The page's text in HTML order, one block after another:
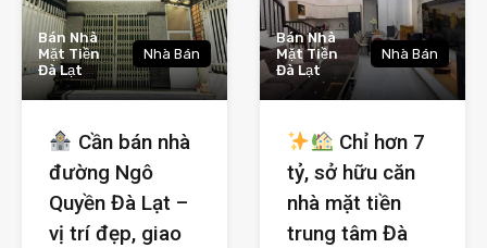
Bán Nhà
Mặt Tiền
Đà Lạt
Nhà Bán
Cần bán nhà
đường Ngô
Quyền Đà Lạt –
vị trí đẹp, giao
Bán Nhà
Mặt Tiền
Đà Lạt
Nhà Bán
Chỉ hơn 7
tỷ, sở hữu căn
nhà mặt tiền
trung tâm Đà